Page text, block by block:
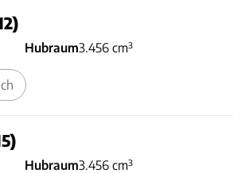
Hubraum3.456 cm³
Hubraum3.456 cm³